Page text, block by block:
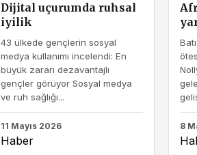
Dijital uçurumda ruhsal
iyilik
43 ülkede gençlerin sosyal
medya kullanımı incelendi: En
büyük zararı dezavantajlı
gençler görüyor Sosyal medya
ve ruh sağlığı...
11 Mayıs 2026
Haber
8